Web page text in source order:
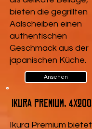
bieten die gegrillten
Aalscheiben einen
authentischen
Geschmack aus der
japanischen Küche.
Ansehen
Ikura Premium,
Ikura Premium bietet